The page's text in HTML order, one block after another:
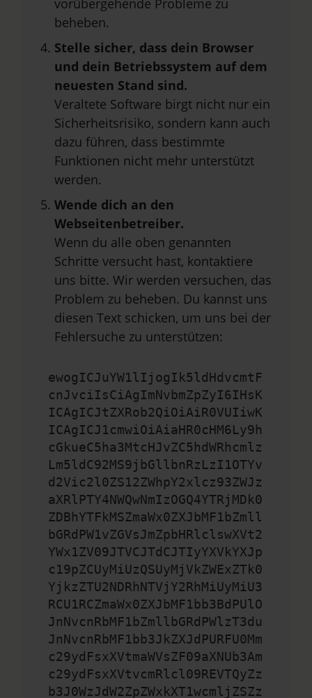
vorübergehende Probleme zu
beheben.
Stelle sicher, dass dein Browser
und dein Betriebssystem auf dem
neuesten Stand sind.
Veraltete Software birgt nicht nur ein
Sicherheitsrisiko, sondern kann auch
dazu führen, dass bestimmte
Funktionen nicht mehr unterstützt
werden.
Wende dich an den
Webseitenbetreiber.
Wenn du alle oben genannten
Schritte versucht hast, kontaktiere
uns bitte. Wir werden versuchen, das
Problem zu beheben. Du kannst uns
diesen Text schicken, um uns bei der
Fehlersuche zu unterstützen:
ewogICJuYW1lIjogIk5ldHdvcmtF
cnJvciIsCiAgImNvbmZpZyI6IHsK
ICAgICJtZXRob2QiOiAiR0VUIiwK
ICAgICJ1cmwiOiAiaHR0cHM6Ly9h
cGkueC5ha3MtcHJvZC5hdWRhcmlz
Lm5ldC92MS9jbGllbnRzLzI1OTYv
d2Vic2l0ZS12ZWhpY2xlcz93ZWJz
aXRlPTY4NWQwNmIzOGQ4YTRjMDk0
ZDBhYTFkMSZmaWx0ZXJbMF1bZmll
bGRdPW1vZGVsJmZpbHRlclswXVt2
YWx1ZV09JTVCJTdCJTIyYXVkYXJp
c19pZCUyMiUzQSUyMjVkZWExZTk0
YjkzZTU2NDRhNTVjY2RhMiUyMiU3
RCU1RCZmaWx0ZXJbMF1bb3BdPUlO
JnNvcnRbMF1bZmllbGRdPWlzT3du
JnNvcnRbMF1bb3JkZXJdPURFU0Mm
c29ydFsxXVtmaWVsZF09aXNUb3Am
c29ydFsxXVtvcmRlcl09REVTQyZz
b3J0WzJdW2ZpZWxkXT1wcmljZSZz